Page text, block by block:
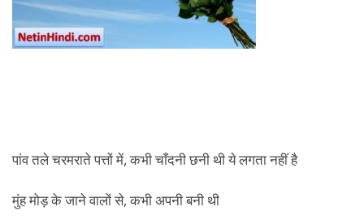
पांव तले चरमराते पत्तों में, कभी चाँदनी छनी थी ये लगता नहीं है
मुंह मोड़ के जाने वालों से, कभी अपनी बनी थी